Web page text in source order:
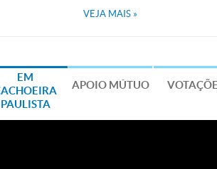
VEJA MAIS »
EM
PAULISTA
APOIO MÚTUO